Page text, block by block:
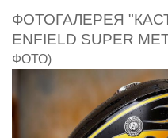
ФОТОГАЛЕРЕЯ
ENFIELD SUPER
ФОТО)